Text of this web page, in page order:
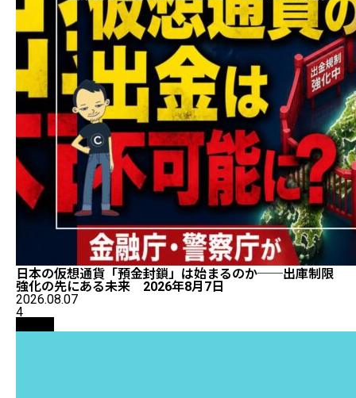
日本の仮想通貨「預金封鎖」は始まるのか──出庫制限
強化の先にある未来 2026年8月7日
2026.08.07
4